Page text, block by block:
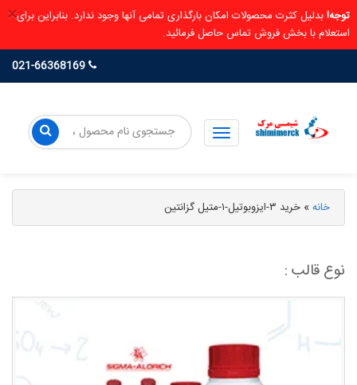
× توجه!بدلیل کثرت محصولات امکان بارگذاری تمامی آنها وجود ندارد. بنابراین برای
استعلام با بخش فروش تماس حاصل فرمائید.
خانه» خرید ۳-ایزوبوتیل-۱-متیل گزانتین
نوع قالب :